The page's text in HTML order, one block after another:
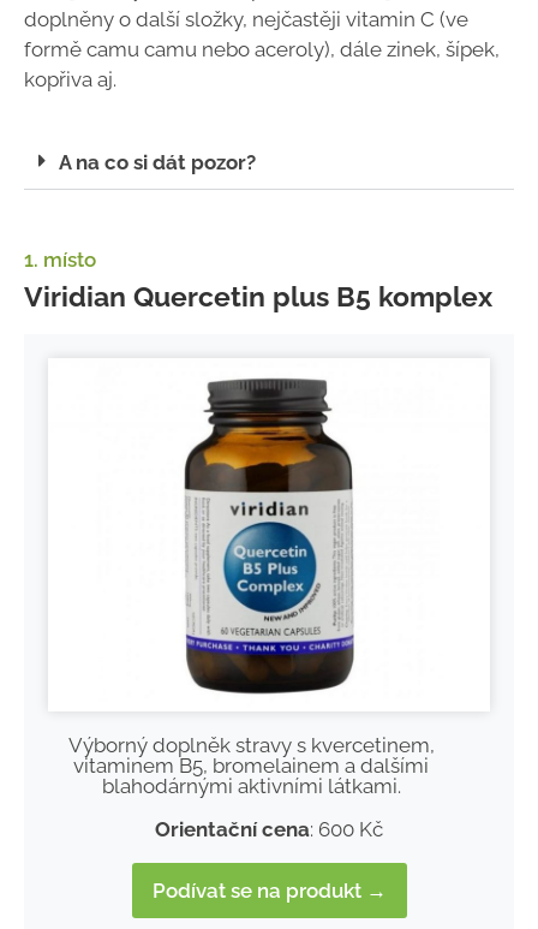
doplněny o další složky, nejčastěji vitamin C (ve
formě camu camu nebo aceroly), dále zinek, šípek,
kopřiva aj.
A na co si dát pozor?
1. místo
Viridian Quercetin plus B5 komplex
Výborný doplněk stravy s kvercetinem,
vitaminem B5, bromelainem a dalšími
blahodárnými aktivními látkami.
Orientační cena: 600 Kč
Podívat se na produkt →